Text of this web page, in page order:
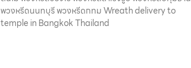
พวงหรีดนนทบุรี พวงหรีดกทม Wreath delivery to
temple in Bangkok Thailand